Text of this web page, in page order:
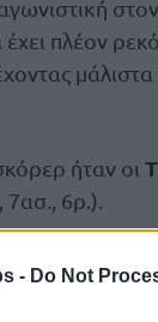
- Do Not
έχει πλέον
μάλιστα
ήταν οι
7ασ., 6ρ.).
στο EuroCup